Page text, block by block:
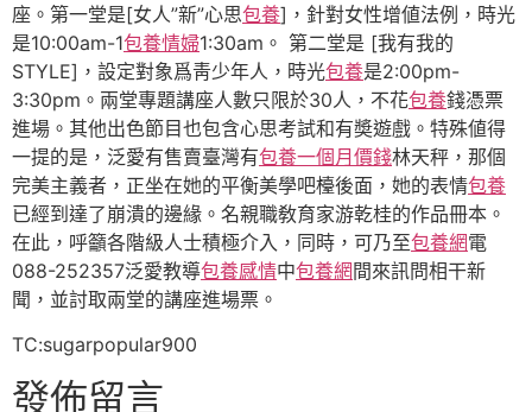
座。第一堂是[女人”新”心思包養]，針對女性增値法例，時光
是10:00am-1包養情婦1:30am。 第二堂是 [我有我的
STYLE]，設定對象爲靑少年人，時光包養是2:00pm-
3:30pm。兩堂專題講座人數只限於30人，不花包養錢憑票
進場。其他出色節目也包含心思考試和有奬遊戲。特殊値得
一提的是，泛愛有售賣臺灣有包養一個月價錢林天秤，那個
完美主義者，正坐在她的平衡美學吧檯後面，她的表情包養
已經到達了崩潰的邊緣。名親職敎育家游乾桂的作品冊本。
在此，呼籲各階級人士積極介入，同時，可乃至包養網電
088-252357泛愛教導包養感情中包養網間來訊問相干新
聞，並討取兩堂的講座進場票。
TC:sugarpopular900
發佈留言